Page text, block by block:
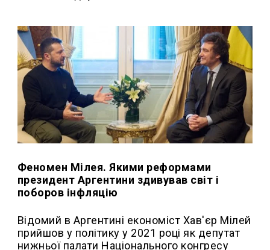
Феномен Мілея. Якими реформами
президент Аргентини здивував світ і
поборов інфляцію
Відомий в Аргентині економіст Хав'єр Мілей
прийшов у політику у 2021 році як депутат
нижньої палати Національного конгресу